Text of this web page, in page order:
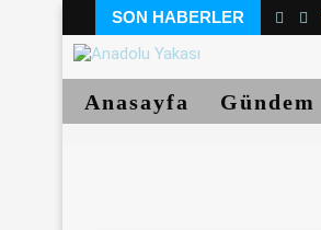
SON HABERLER
Anasayfa Gündem